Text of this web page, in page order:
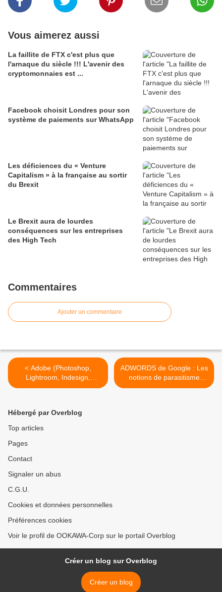
Vous aimerez aussi
La faillite de FTX c'est plus que
l'arnaque du siècle !!! L'avenir des
cryptomonnaies est ...
Facebook choisit Londres pour son
système de paiements sur WhatsApp
Les déficiences du « Venture
Capitalism » à la française au sortir
du Brexit
Le Brexit aura de lourdes
conséquences sur les entreprises
des High Tech
Commentaires
Ajouter un commentaire
< Adobe (Photoshop,
Lightroom, Indesign,
Illustrator ...) entre en
ADWORDS de Google : Les
notions de parasitisme
économique ou de droit des
Hébergé par Overblog
Top articles
Pages
Contact
Signaler un abus
C.G.U.
Cookies et données personnelles
Préférences cookies
Voir le profil de OOKAWA-Corp sur le portail Overblog
Créer un blog sur Overblog
Créer un blog